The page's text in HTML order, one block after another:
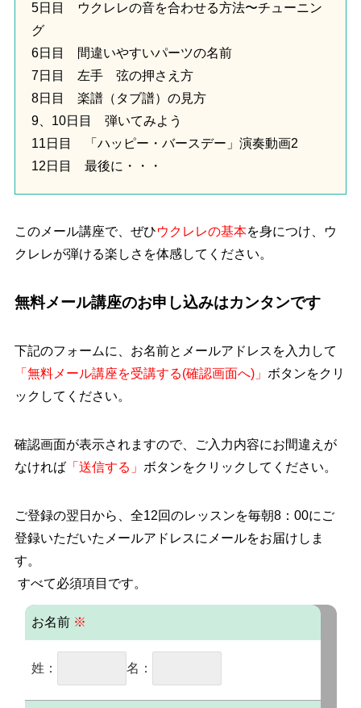
5日目 ウクレレの音を合わせる方法〜チューニン
グ
6日目 間違いやすいパーツの名前
7日目 左手 弦の押さえ方
8日目 楽譜（タブ譜）の見方
9、10日目 弾いてみよう
11日目 「ハッピー・バースデー」演奏動画2
12日目 最後に・・・
このメール講座で、ぜひウクレレの基本を身につけ、ウ
クレレが弾ける楽しさを体感してください。
無料メール講座のお申し込みはカンタンです
下記のフォームに、お名前とメールアドレスを入力して
「無料メール講座を受講する(確認画面へ)」 ボタンをクリ
ックしてください。
確認画面が表示されますので、ご入力内容にお間違えが
なければ「送信する」 ボタンをクリックしてください。
ご登録の翌日から、全12回のレッスンを毎朝8：00にご
登録いただいたメールアドレスにメールをお届けしま
す。
すべて必須項目です。
お名前※
姓： 名：